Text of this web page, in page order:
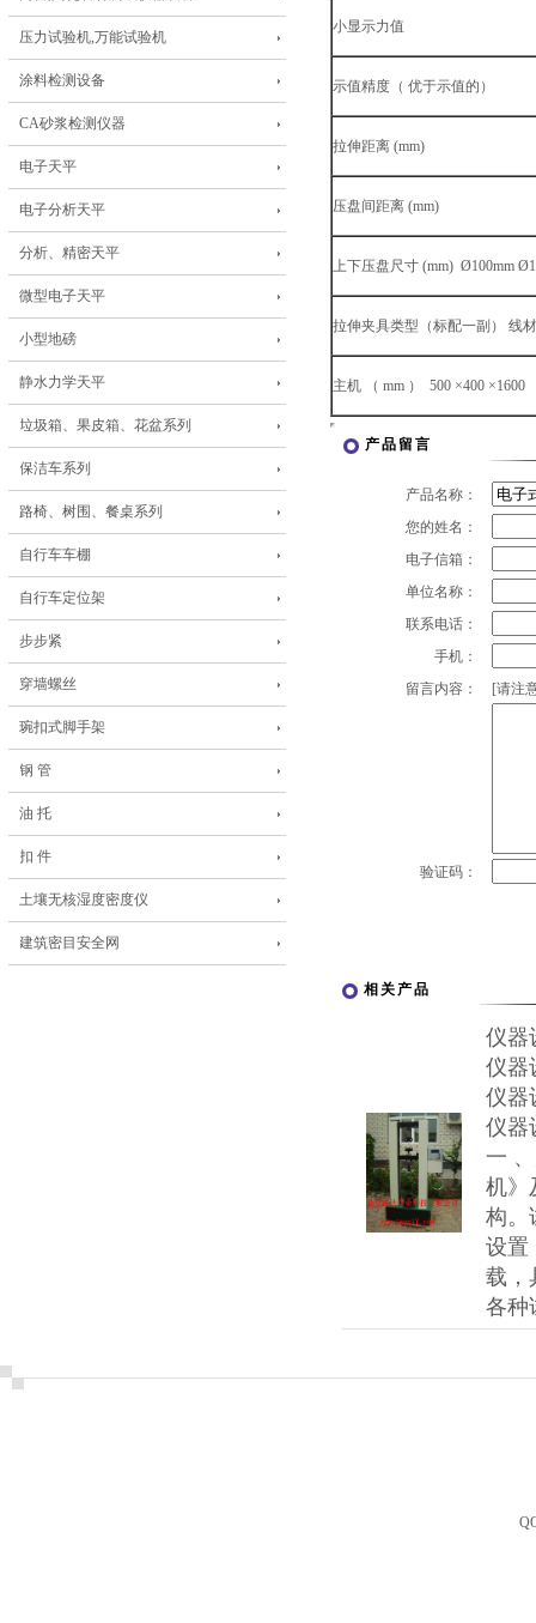
压力试验机,万能试验机
涂料检测设备
CA砂浆检测仪器
电子天平
电子分析天平
分析、精密天平
微型电子天平
小型地磅
静水力学天平
垃圾箱、果皮箱、花盆系列
保洁车系列
路椅、树围、餐桌系列
自行车车棚
自行车定位架
步步紧
穿墙螺丝
琬扣式脚手架
钢 管
油 托
扣 件
土壤无核湿度密度仪
建筑密目安全网
小显示力值
示值精度（ 优于示
拉伸距离 (mm)
压盘间距离 (mm)
上下压盘尺寸 (mm) Ø100mm
拉伸夹具类型（标配一副） 线
主机 （ mm ） 500 ×400 ×1600
产品留言
产品名称：
您的姓名：
电子信箱：
单位名称：
联系电话：
手机：
留言内容：
[请注
验证码：
相关产品
仪器
仪器
仪器
仪器
一
机》
构。
设置
载，
各种